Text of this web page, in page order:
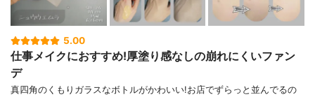
5.00
仕事メイクにおすすめ!厚塗り感なしの崩れにくいファン
デ
真四角のくもりガラスなボトルがかわいい!お店でずらっと並んでるの